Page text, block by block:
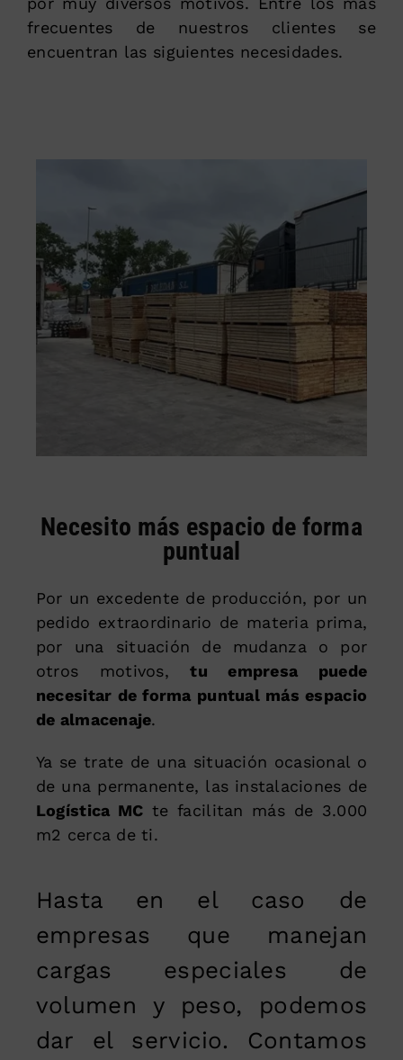
frecuentes de nuestros clientes se
encuentran las siguientes necesidades.
Necesito más espacio de forma
puntual
Por un excedente de producción, por un
pedido extraordinario de materia prima,
por una situación de mudanza o por
otros motivos,tu empresa puede
necesitar de forma puntual más espacio
de almacenaje.
Ya se trate de una situación ocasional o
de una permanente, las instalaciones de
Logística MC te facilitan más de 3.000
m2 cerca de ti.
Hasta en el caso de
empresas que manejan
cargas especiales de
volumen y peso, podemos
dar el servicio. Contamos